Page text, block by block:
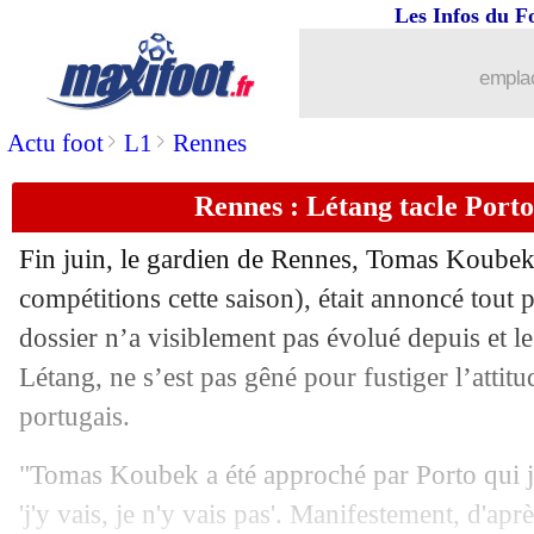
Actu foot> L1 > Rennes
Les Infos du
Rennes : Létang tacle
Fin juin, le gardien de Rennes, Tomas Koubek
compétitions cette saison), était annoncé tout
dossier n’a visiblement pas évolué depuis et
Létang, ne s’est pas gêné pour fustiger
portugais.
"Tomas Koubek a été approché par Porto qui
'j'y vais, je n'y vais pas'. Manifestement,
: le capitaine, Villas-Boas en
10/07 Bayern: une offensive pour Ziyech ?
10/07 Bayern: Kovac ne lâche pas
10/07 PSG: Leonardo va parler avec Cavani
10/07 Real : Arsenal propose 20 M€ pour
10/07 Lille
Divers : Y. Gourcuff vers la retraite ?